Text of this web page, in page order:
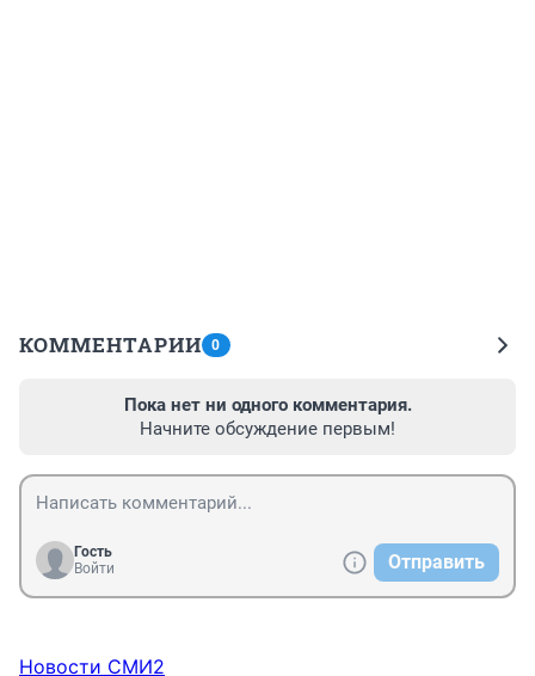
КОММЕНТАРИИ 0
Пока нет ни одного комментария.
Начните обсуждение первым!
Гость
Войти
Отправить
Новости СМИ2